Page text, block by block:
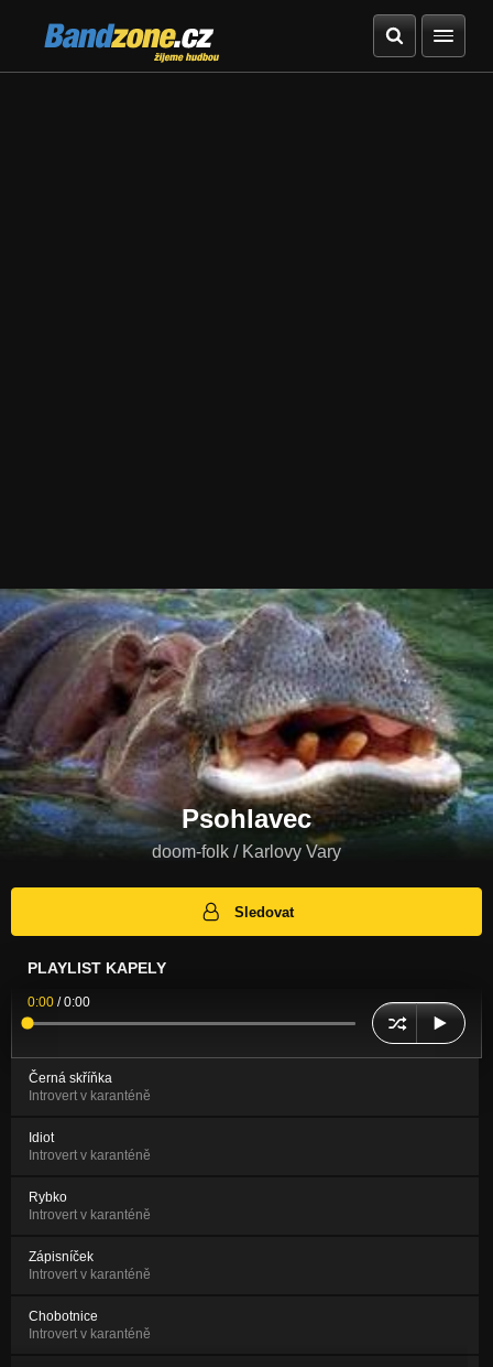
Bandzone.cz
žijeme hudbou
Psohlavec
doom-folk / Karlovy Vary
Sledovat
PLAYLIST KAPELY
0:00 /0:00
Černá skříňka
Introvert v karanténě
Idiot
Introvert v karanténě
Rybko
Introvert v karanténě
Zápisníček
Introvert v karanténě
Chobotnice
Introvert v karanténě